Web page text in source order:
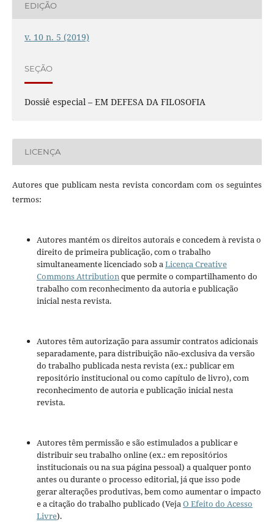
EDIÇÃO
v. 10 n. 5 (2019)
SEÇÃO
Dossiê especial – EM DEFESA DA FILOSOFIA
LICENÇA
Autores que publicam nesta revista concordam com os seguintes
termos:
Autores mantém os direitos autorais e concedem à revista o
direito de primeira publicação, com o trabalho
simultaneamente licenciado sob aLicença Creative
Commons Attributionque permite o compartilhamento do
trabalho com reconhecimento da autoria e publicação
inicial nesta revista.
Autores têm autorização para assumir contratos adicionais
separadamente, para distribuição não-exclusiva da versão
do trabalho publicada nesta revista (ex.: publicar em
repositório institucional ou como capítulo de livro), com
reconhecimento de autoria e publicação inicial nesta
revista.
Autores têm permissão e são estimulados a publicar e
distribuir seu trabalho online (ex.: em repositórios
institucionais ou na sua página pessoal) a qualquer ponto
antes ou durante o processo editorial, já que isso pode
gerar alterações produtivas, bem como aumentar o impacto
e a citação do trabalho publicado (VejaO Efeito do Acesso
Livre).